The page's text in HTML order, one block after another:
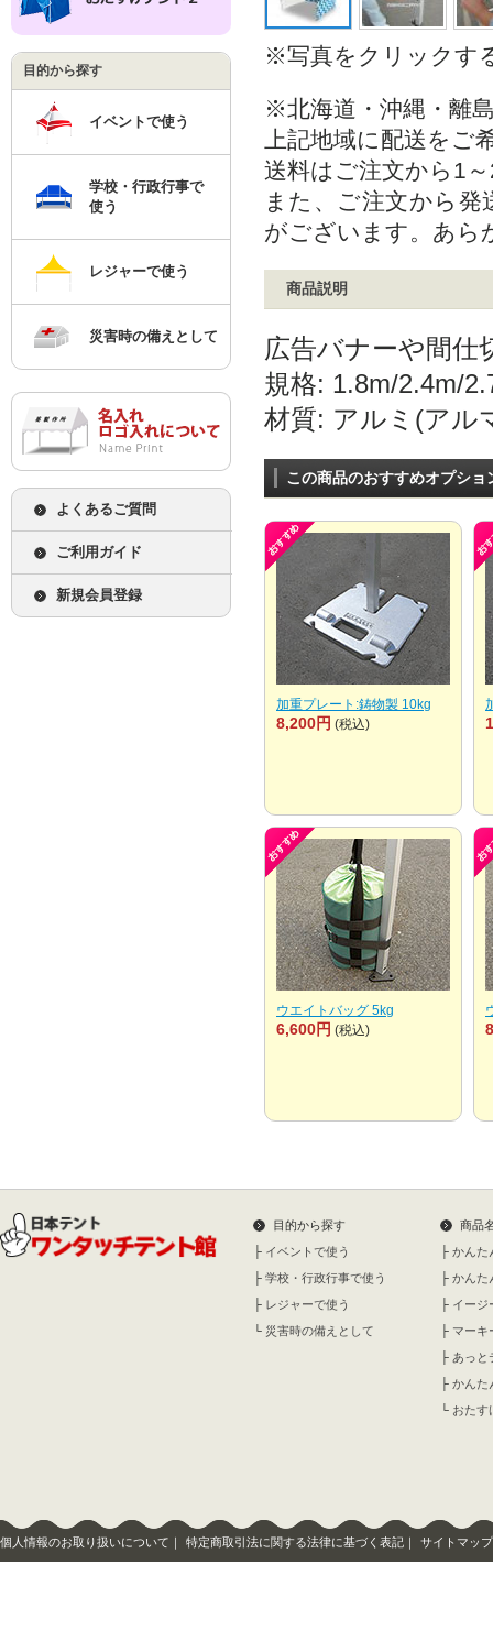
目的から探す
イベントで使う
学校・行政行事で
使う
レジャーで使う
災害時の備えとして
よくあるご質問
ご利用ガイド
新規会員登録
※写真をクリックす
※北海道・沖縄・離
上記地域に配送を
送料はご注文から1
また、ご注文から
がございます。あら
商品説明
広告バナーや間仕
規格: 1.8m/2.4m/
材質: アルミ(アル
この商品のおすすめオプショ
加重プレート:鋳物製 10kg
8,200円 (税込)
ウエイトバッグ 5kg
6,600円 (税込)
目的から探す
├ イベントで使う
├ 学校・行政行事で使う
├ レジャーで使う
└ 災害時の備えとして
商品
├ かんた
├ かんた
├ イージ
├ マーキ
├ あっと
├ かんた
└ おたす
個人情報のお取り扱いについて ｜ 特定商取引法に関する法律に基づく表記 ｜ サイトマップ